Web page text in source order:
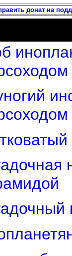
донат на